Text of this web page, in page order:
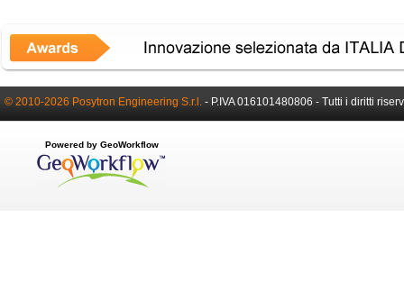
© 2010-2026 Posytron Engineering S.r.l. - P.IVA 016101480806 - Tutti i diritti
Powered by GeoWorkflow